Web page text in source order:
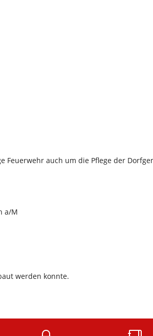
auch um die Pflege der
a/M
werden konnte.